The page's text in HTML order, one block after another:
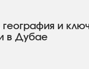
география и
в Дубае